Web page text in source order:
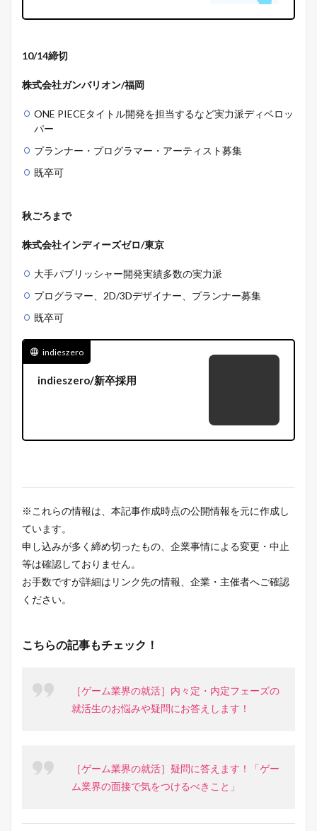
10/14締切
株式会社ガンバリオン/福岡
ONE PIECEタイトル開発を担当するなど実力派ディベロッ
パー
プランナー・プログラマー・アーティスト募集
既卒可
秋ごろまで
株式会社インディーズゼロ/東京
大手パブリッシャー開発実績多数の実力派
プログラマー、2D/3Dデザイナー、プランナー募集
既卒可
indieszero
indieszero/新卒採用
※これらの情報は、本記事作成時点の公開情報を元に作成し
ています。
申し込みが多く締め切ったもの、企業事情による変更・中止
等は確認しておりません。
お手数ですが詳細はリンク先の情報、企業・主催者へご確認
ください。
こちらの記事もチェック！
［ゲーム業界の就活］内々定・内定フェーズの
就活生のお悩みや疑問にお答えします！
［ゲーム業界の就活］疑問に答えます！「ゲー
ム業界の面接で気をつけるべきこと」